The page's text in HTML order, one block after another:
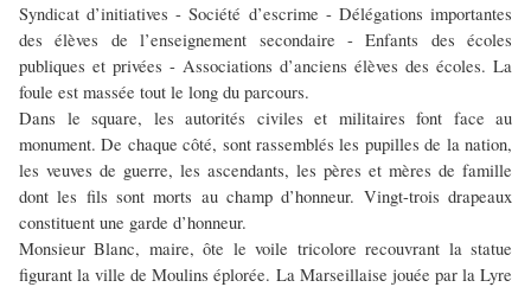
Syndicat d’initiatives - Société d’escrime - Délégations importantes
des élèves de l’enseignement secondaire - Enfants des écoles
publiques et privées - Associations d’anciens élèves des écoles. La
foule est massée tout le long du parcours.
Dans le square, les autorités civiles et militaires font face au
monument. De chaque côté, sont rassemblés les pupilles de la nation,
les veuves de guerre, les ascendants, les pères et mères de famille
dont les fils sont morts au champ d’honneur. Vingt-trois drapeaux
constituent une garde d’honneur.
Monsieur Blanc, maire, ôte le voile tricolore recouvrant la statue
figurant la ville de Moulins éplorée. La Marseillaise jouée par la Lyre